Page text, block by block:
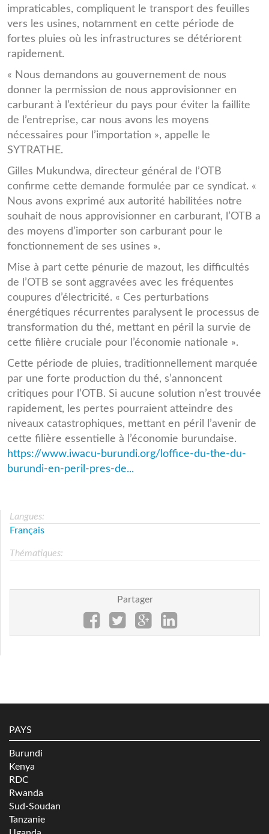
impraticables, compliquent le transport des feuilles
vers les usines, notamment en cette période de
fortes pluies où les infrastructures se détériorent
rapidement.
« Nous demandons au gouvernement de nous
donner la permission de nous approvisionner en
carburant à l’extérieur du pays pour éviter la faillite
de l’entreprise, car nous avons les moyens
nécessaires pour l’importation », appelle le
SYTRATHE.
Gilles Mukundwa, directeur général de l’OTB
confirme cette demande formulée par ce syndicat. «
Nous avons exprimé aux autorité habilitées notre
souhait de nous approvisionner en carburant, l’OTB a
des moyens d’importer son carburant pour le
fonctionnement de ses usines ».
Mise à part cette pénurie de mazout, les difficultés
de l’OTB se sont aggravées avec les fréquentes
coupures d’électricité. « Ces perturbations
énergétiques récurrentes paralysent le processus de
transformation du thé, mettant en péril la survie de
cette filière cruciale pour l’économie nationale ».
Cette période de pluies, traditionnellement marquée
par une forte production du thé, s’annoncent
critiques pour l’OTB. Si aucune solution n’est trouvée
rapidement, les pertes pourraient atteindre des
niveaux catastrophiques, mettant en péril l’avenir de
cette filière essentielle à l’économie burundaise.
https://www.iwacu-burundi.org/loffice-du-the-du-
burundi-en-peril-pres-de...
Langues:
Français
Thématiques:
Partager
PAYS
Burundi
Kenya
RDC
Rwanda
Sud-Soudan
Tanzanie